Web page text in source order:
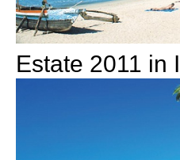
Estate 2011 in